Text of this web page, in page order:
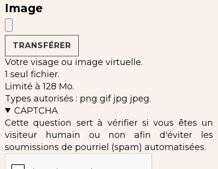
Image
Votre visage ou image virtuelle.
1 seul fichier.
Limité à 128 Mo.
Types autorisés : png gif jpg jpeg.
CAPTCHA
Cette question sert à vérifier si vous êtes un
visiteur humain ou non afin d'éviter les
soumissions de pourriel (spam) automatisées.